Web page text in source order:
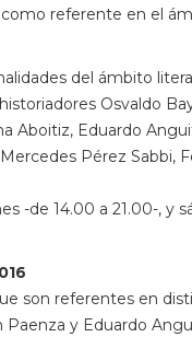
referente en el
del ámbito
Osvaldo
Aboitiz, Eduardo
Pérez Sabbi,
-de 14.00 a 21.00-, y
son referentes en
y Eduardo